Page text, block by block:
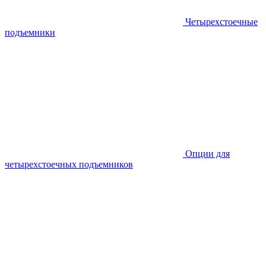
Четырехстоечные
подъемники
Опции для
четырехстоечных подъемников